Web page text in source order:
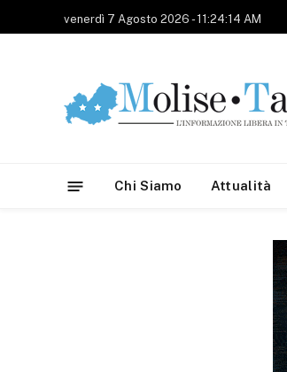
venerdì 7 Agosto 2026 - 11:24:14 AM
Chi Siamo Attualità